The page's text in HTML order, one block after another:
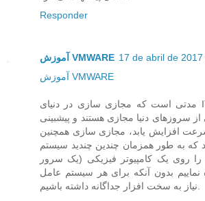
Responder
آموزش VMWARE 17 de abril de
آموزش VMWARE
مدتی است که مجازی سازی در دنیای IT نهادینه شده است.هم
سروزهای دنیا مجازی هستند و پیشبینی
افزایش یابد، مجازی سازی همچنین
که به طور همزمان چندین چندید سیستم
روی یک کامپیوتر فیزیکی (یک سرور
بدون آنکه برای هر سیستم عامل
نیاز به سخت افزار جداگانه داشته باشیم.